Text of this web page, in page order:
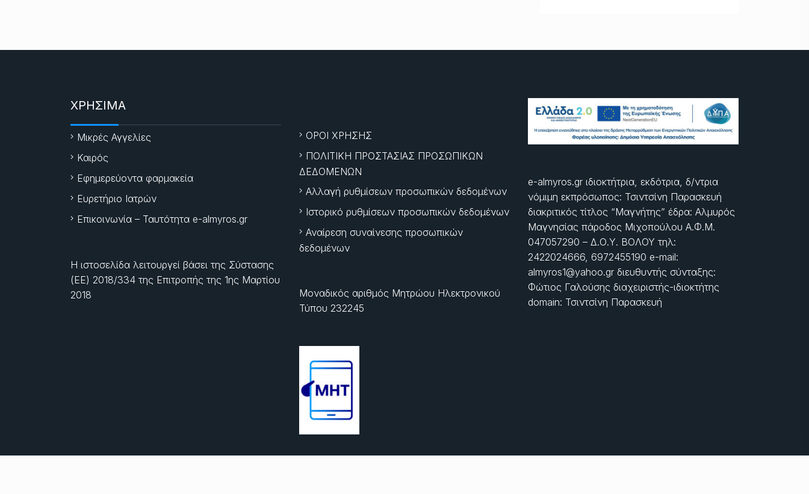
ΧΡΗΣΙΜΑ
Μικρές Αγγελίες
Καιρός
Εφημερεύοντα φαρμακεία
Ευρετήριο Ιατρών
Επικοινωνία – Ταυτότητα e-almyros.gr
Η ιστοσελίδα λειτουργεί βάσει της Σύστασης
(ΕΕ) 2018/334 της Επιτροπής της 1ης Μαρτίου
2018
ΟΡΟΙ ΧΡΗΣΗΣ
ΠΟΛΙΤΙΚΗ ΠΡΟΣΤΑΣΙΑΣ ΠΡΟΣΩΠΙΚΩΝ
ΔΕΔΟΜΕΝΩΝ
Αλλαγή ρυθμίσεων προσωπικών δεδομένων
Ιστορικό ρυθμίσεων προσωπικών δεδομένων
Αναίρεση συναίνεσης προσωπικών
δεδομένων
Μοναδικός αριθμός Μητρώου Ηλεκτρονικού
Τύπου 232245
e-almyros.gr ιδιοκτήτρια, εκδότρια, δ/ντρια
νόμιμη εκπρόσωπος: Τσιντσίνη Παρασκευή
διακριτικός τίτλος “Μαγνήτης” έδρα: Αλμυρός
Μαγνησίας πάροδος Μιχοπούλου Α.Φ.Μ.
047057290 – Δ.Ο.Υ. ΒΟΛΟΥ τηλ:
2422024666, 6972455190 e-mail:
almyros1@yahoo.gr διευθυντής σύνταξης:
Φώτιος Γαλούσης διαχειριστής-ιδιοκτήτης
domain: Τσιντσίνη Παρασκευή